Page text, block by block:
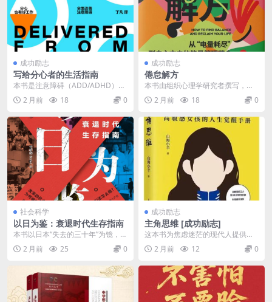
成功励志
写给分心者的生活指南
本书是注意障碍（ADD/ADHD）领
域的权威指南，旨在帮助患者及其
亲友理解这一特...
2 月前 18 0
成功励志
倦怠解方
本书由组织心理学研究者撰写，提
供了一套针对职场倦怠的实用解决
方案。通过心态调整、...
2 月前 18 0
社会科学
以日为鉴：衰退时代生存指南
本书以日本“失去的三十年”为镜，剖
析其泡沫经济后教育、医疗等产业
的变迁，为当下中...
2 月前 25 0
成功励志
主角思维 [成功励志]
这本书为焦虑迷茫的现代人提供了
一套“人生觉醒系统”，将人生视为一
场开放游戏。作者...
2 月前 12 0